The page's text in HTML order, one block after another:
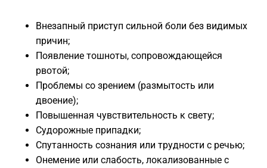
​Внезапный приступ сильной боли без видимых
причин;
​Появление тошноты, сопровождающейся
рвотой;
​Проблемы со зрением (размытость или
двоение);
​Повышенная чувствительность к свету;
​Судорожные припадки;
​Спутанность сознания или трудности с речью;
​Онемение или слабость, локализованные с